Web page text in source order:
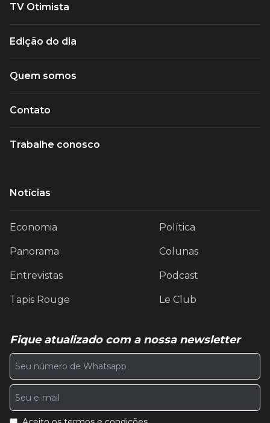
TV Otimista
Edição do dia
Quem somos
Contato
Trabalhe conosco
Notícias
Economia Política
Panorama Colunas
Entrevistas Podcast
Tapis Rouge Le Club
Fique atualizado com a nossa newsletter